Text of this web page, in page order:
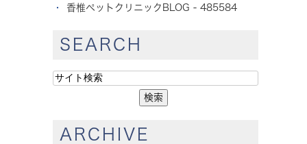
香椎ペットクリニックBLOG - 485584
SEARCH
ARCHIVE